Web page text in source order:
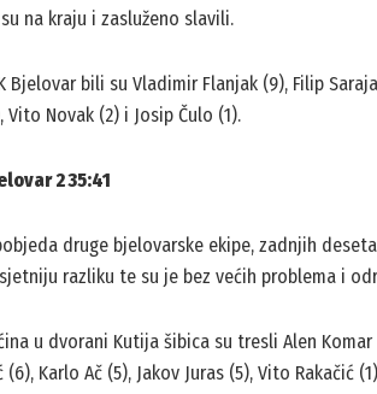
na kraju i zasluženo slavili.
Bjelovar bili su Vladimir Flanjak (9), Filip
Vito Novak (2) i Josip Čulo (1).
2 35:41
druge bjelovarske ekipe, zadnjih
razliku te su je bez većih problema i
u dvorani Kutija šibica su tresli Alen
Karlo Ač (5), Jakov Juras (5), Vito Rakačić